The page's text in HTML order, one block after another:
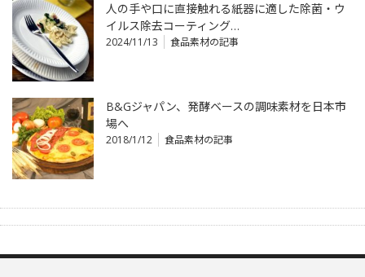
人の手や口に直接触れる紙器に適した除菌・ウ
イルス除去コーティング…
2024/11/13 食品素材の記事
B&Gジャパン、発酵ベースの調味素材を日本市
場へ
2018/1/12 食品素材の記事